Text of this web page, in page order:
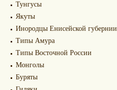
Тунгусы
Якуты
Инородцы Енисейской губернии
Типы Амура
Типы Восточной России
Монголы
Буряты